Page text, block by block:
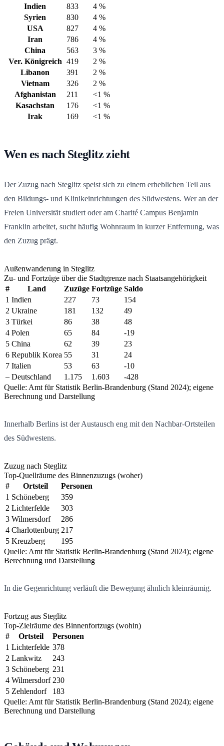
Indien
833
4 %
Syrien
830
4 %
USA
827
4 %
Iran
786
4 %
China
563
3 %
Ver. Königreich 419
2 %
Libanon
391
2 %
Vietnam
326
2 %
Afghanistan
211
<1 %
Kasachstan
176
<1 %
Irak
169 <1 %
Wen es nach Steglitz zieht
Der Zuzug nach Steglitz speist sich zu einem erheblichen Teil aus
den Bildungs- und Klinikeinrichtungen des Südwestens. Wer an der
Freien Universität studiert oder am Charité Campus Benjamin
Franklin arbeitet, sucht häufig Wohnraum in kurzer Entfernung, was
den Zuzug prägt.
Außenwanderung in Steglitz
Zu- und Fortzüge über die Stadtgrenze nach Staatsangehörigkeit
#
Land Zuzüge Fortzüge Saldo
1 Indien 227 73
154
2 Ukraine 181 132
49
3 Türkei 86 38
48
4 Polen 65 84
-19
5 China 62 39
23
6 Republik Korea 55 31
24
7 Italien 53 63
-10
– Deutschland 1.175 1.603
-428
Quelle: Amt für Statistik Berlin-Brandenburg (Stand 2024); eigene
Berechnung und Darstellung
Innerhalb Berlins ist der Austausch eng mit den Nachbar-Ortsteilen
des Südwestens.
Zuzug nach Steglitz
Top-Quellräume des Binnenzuzugs (woher)
#
Ortsteil
Personen
1 Schöneberg
359
2 Lichterfelde
303
3 Wilmersdorf
286
4 Charlottenburg 217
5 Kreuzberg
195
Quelle: Amt für Statistik Berlin-Brandenburg (Stand 2024); eigene
Berechnung und Darstellung
In die Gegenrichtung verläuft die Bewegung ähnlich kleinräumig.
Fortzug aus Steglitz
Top-Zielräume des Binnenfortzugs (wohin)
#
Ortsteil
Personen
1 Lichterfelde 378
2 Lankwitz
243
3 Schöneberg 231
4 Wilmersdorf 230
5 Zehlendorf
183
Quelle: Amt für Statistik Berlin-Brandenburg (Stand 2024); eigene
Berechnung und Darstellung